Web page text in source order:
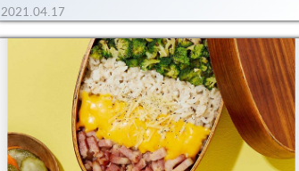
는 메뉴 ㅎㅎ 특제 소스가 예술이라고 쉐프들도 극찬을 하
였는데, 저도 궁금해지더라구요~ 완성하고 이준이와 같이
먹어보고 평을 하는데 넘나 귀엽더라구요! (나쁘지 않은데
에서 > 기분좋은 맛이라니~) 콩비지 함박스테이크라니 저
도 궁금하고, 소스가 그렇게 맛있다니 기대되네요 ㅋ. CU
편의점과 헬로네이처에서 판매중인데, 밀키트 가격은
9,500원(2인분) 어제 밤에 헬로네이처에서 주문했으면 오
늘 새벽 도착인데.... 깜빡하고 잠들고 오늘 오전 구매하려
고 했더니 월요일 도착이네요 ㅠ.ㅜ 오전 중..
2021.04.17